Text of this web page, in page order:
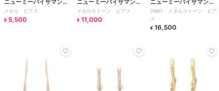
ニューミーバイサマンサ
タバサ
メタル ピアス
¥ 5,500
ニューミーバイサマンサ
タバサ
メタルストーン ピアス
¥ 11,000
ニューミーバイサマンサ
タバサ
2WAY メタルストーン ピア
ス
¥ 16,500